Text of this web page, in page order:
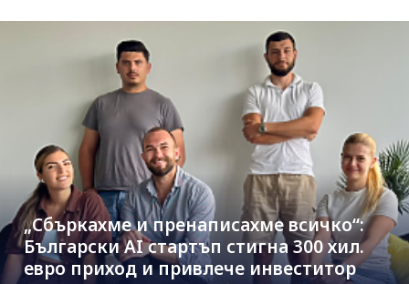
„Сбъркахме и пренаписахме всичко“:
Български AI стартъп стигна 300 хил.
евро приход и привлече инвеститор